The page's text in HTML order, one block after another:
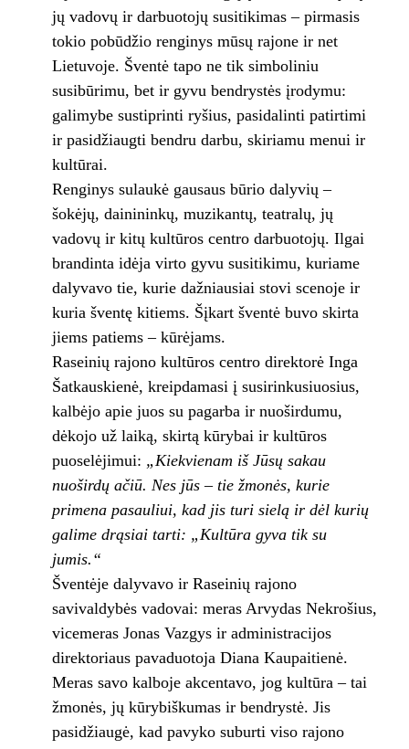
jų vadovų ir darbuotojų susitikimas – pirmasis
tokio pobūdžio renginys mūsų rajone ir net
Lietuvoje. Šventė tapo ne tik simboliniu
susibūrimu, bet ir gyvu bendrystės įrodymu:
galimybe sustiprinti ryšius, pasidalinti patirtimi
ir pasidžiaugti bendru darbu, skiriamu menui ir
kultūrai.
Renginys sulaukė gausaus būrio dalyvių –
šokėjų, dainininkų, muzikantų, teatralų, jų
vadovų ir kitų kultūros centro darbuotojų. Ilgai
brandinta idėja virto gyvu susitikimu, kuriame
dalyvavo tie, kurie dažniausiai stovi scenoje ir
kuria šventę kitiems. Šįkart šventė buvo skirta
jiems patiems – kūrėjams.
Raseinių rajono kultūros centro direktorė Inga
Šatkauskienė, kreipdamasi į susirinkusiuosius,
kalbėjo apie juos su pagarba ir nuoširdumu,
dėkojo už laiką, skirtą kūrybai ir kultūros
puoselėjimui: „Kiekvienam iš Jūsų sakau
nuoširdų ačiū. Nes jūs – tie žmonės, kurie
primena pasauliui, kad jis turi sielą ir dėl kurių
galime drąsiai tarti: „Kultūra gyva tik su
jumis.“
Šventėje dalyvavo ir Raseinių rajono
savivaldybės vadovai: meras Arvydas Nekrošius,
vicemeras Jonas Vazgys ir administracijos
direktoriaus pavaduotoja Diana Kaupaitienė.
Meras savo kalboje akcentavo, jog kultūra – tai
žmonės, jų kūrybiškumas ir bendrystė. Jis
pasidžiaugė, kad pavyko suburti viso rajono